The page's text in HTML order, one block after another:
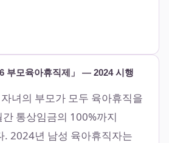
부모육아휴직제」 — 2024 시행
녀의 부모가 모두 육아휴직을
통상임금의 100%까지
. 2024년 남성 육아휴직자는